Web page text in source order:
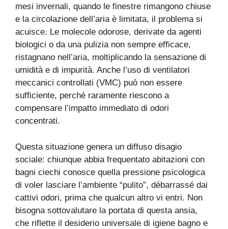
mesi invernali, quando le finestre rimangono chiuse
e la circolazione dell’aria è limitata, il problema si
acuisce. Le molecole odorose, derivate da agenti
biologici o da una pulizia non sempre efficace,
ristagnano nell’aria, moltiplicando la sensazione di
umidità e di impurità. Anche l’uso di ventilatori
meccanici controllati (VMC) può non essere
sufficiente, perché raramente riescono a
compensare l’impatto immediato di odori
concentrati.
Questa situazione genera un diffuso disagio
sociale: chiunque abbia frequentato abitazioni con
bagni ciechi conosce quella pressione psicologica
di voler lasciare l’ambiente “pulito”, débarrassé dai
cattivi odori, prima che qualcun altro vi entri. Non
bisogna sottovalutare la portata di questa ansia,
che riflette il desiderio universale di igiene bagno e